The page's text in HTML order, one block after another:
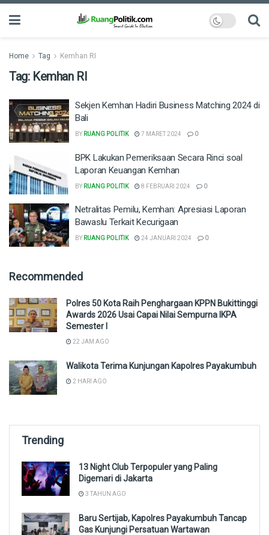
Home Tag Kemhan RI
Tag: Kemhan RI
Sekjen Kemhan Hadiri Business Matching 2024 di
Bali
BY RUANG POLITIK 7 MARET 2024 0
BPK Lakukan Pemeriksaan Secara Rinci soal
Laporan Keuangan Kemhan
BY RUANG POLITIK 8 FEBRUARI 2024 0
Netralitas Pemilu, Kemhan: Apresiasi Laporan
Bawaslu Terkait Kecurigaan
BY RUANG POLITIK 24 JANUARI 2024 0
Recommended
Polres 50 Kota Raih Penghargaan KPPN Bukittinggi
Awards 2026 Usai Capai Nilai Sempurna IKPA
Semester I
22 JAM AGO
Walikota Terima Kunjungan Kapolres Payakumbuh
2 HARI AGO
Trending
13 Night Club Terpopuler yang Paling
Digemari di Jakarta
3 TAHUN AGO
Baru Sertijab, Kapolres Payakumbuh Tancap
Gas Kunjungi Persatuan Wartawan